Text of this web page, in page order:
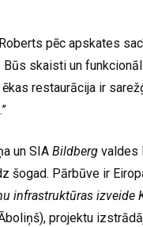
pēc apskates
skaisti un
restaurācija ir
un SIA Bildberg valdes
šogad. Pārbūve ir
infrastruktūras izveide
projektu